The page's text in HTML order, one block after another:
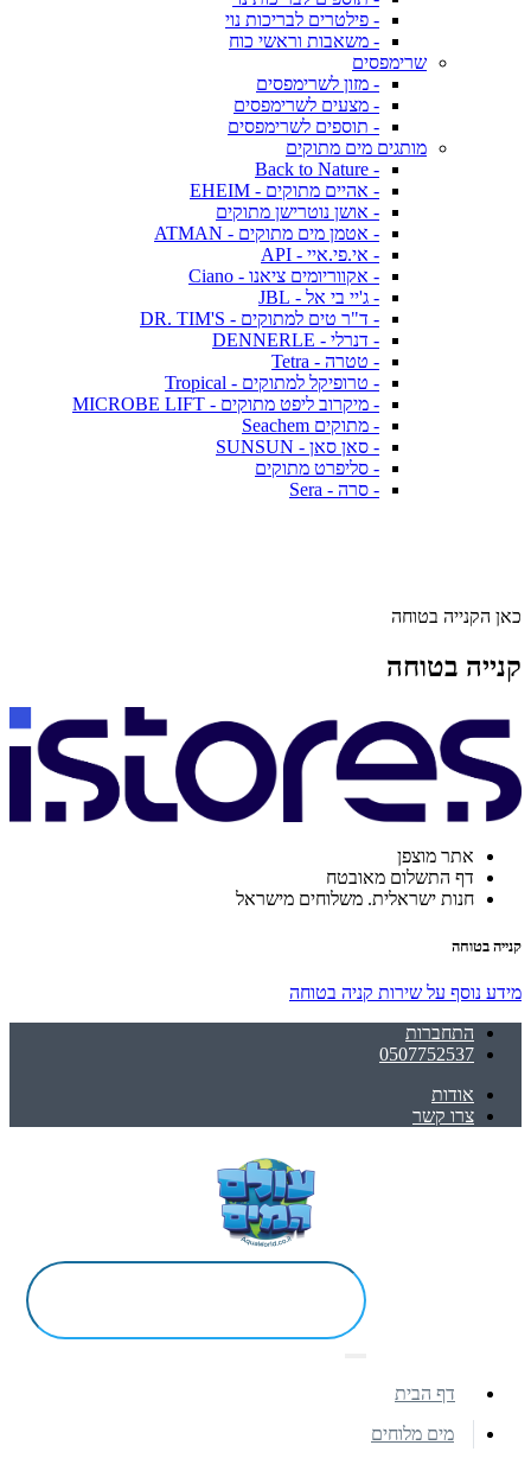
- פילטרים לבריכות נוי
- משאבות וראשי כוח
שרימפסים
- מזון לשרימפסים
- מצעים לשרימפסים
- תוספים לשרימפסים
מותגים מים מתוקים
- Back to Nature
- אהיים מתוקים - EHEIM
- אושן נוטרישן מתוקים
- אטמן מים מתוקים - ATMAN
- אי.פי.איי - API
- אקווריומים ציאנו - Ciano
- ג'יי בי אל - JBL
- ד"ר טים למתוקים - DR. TIM'S
- דנרלי - DENNERLE
- טטרה - Tetra
- טרופיקל למתוקים - Tropical
- מיקרוב ליפט מתוקים - MICROBE LIFT
- מתוקים Seachem
- סאן סאן - SUNSUN
- סליפרט מתוקים
- סרה - Sera
כאן הקנייה בטוחה
קנייה בטוחה
אתר מוצפן
דף התשלום מאובטח
חנות ישראלית. משלוחים מישראל
קנייה בטוחה
מידע נוסף על שירות קניה בטוחה
התחברות
0507752537
אודות
צרו קשר
דף הבית
מים מלוחים